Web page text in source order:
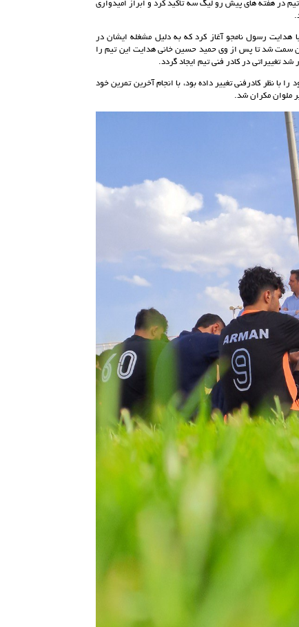
در هفته های پیش رو لیگ سه تاکید کرد و ابراز امیدواری
رسول نامجو آغاز کرد که به دلیل مشغله ایشان در
سمت شد تا پس از وی حمید حسین خانی هدایت این تیم را
تغییراتی در کادر فنی تیم ایجاد گردد.
نظر کادرفنی تغییر داده بود، با انجام آخرین تمرین خود
ملوان مکران شد.